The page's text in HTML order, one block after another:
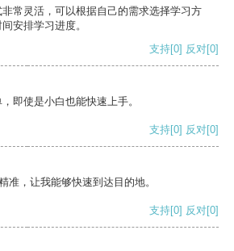
常灵活，可以根据自己的需求选择学习方
安排学习进度。
支持[0] 反对[0]
即使是小白也能快速上手。
支持[0] 反对[0]
准，让我能够快速到达目的地。
支持[0] 反对[0]